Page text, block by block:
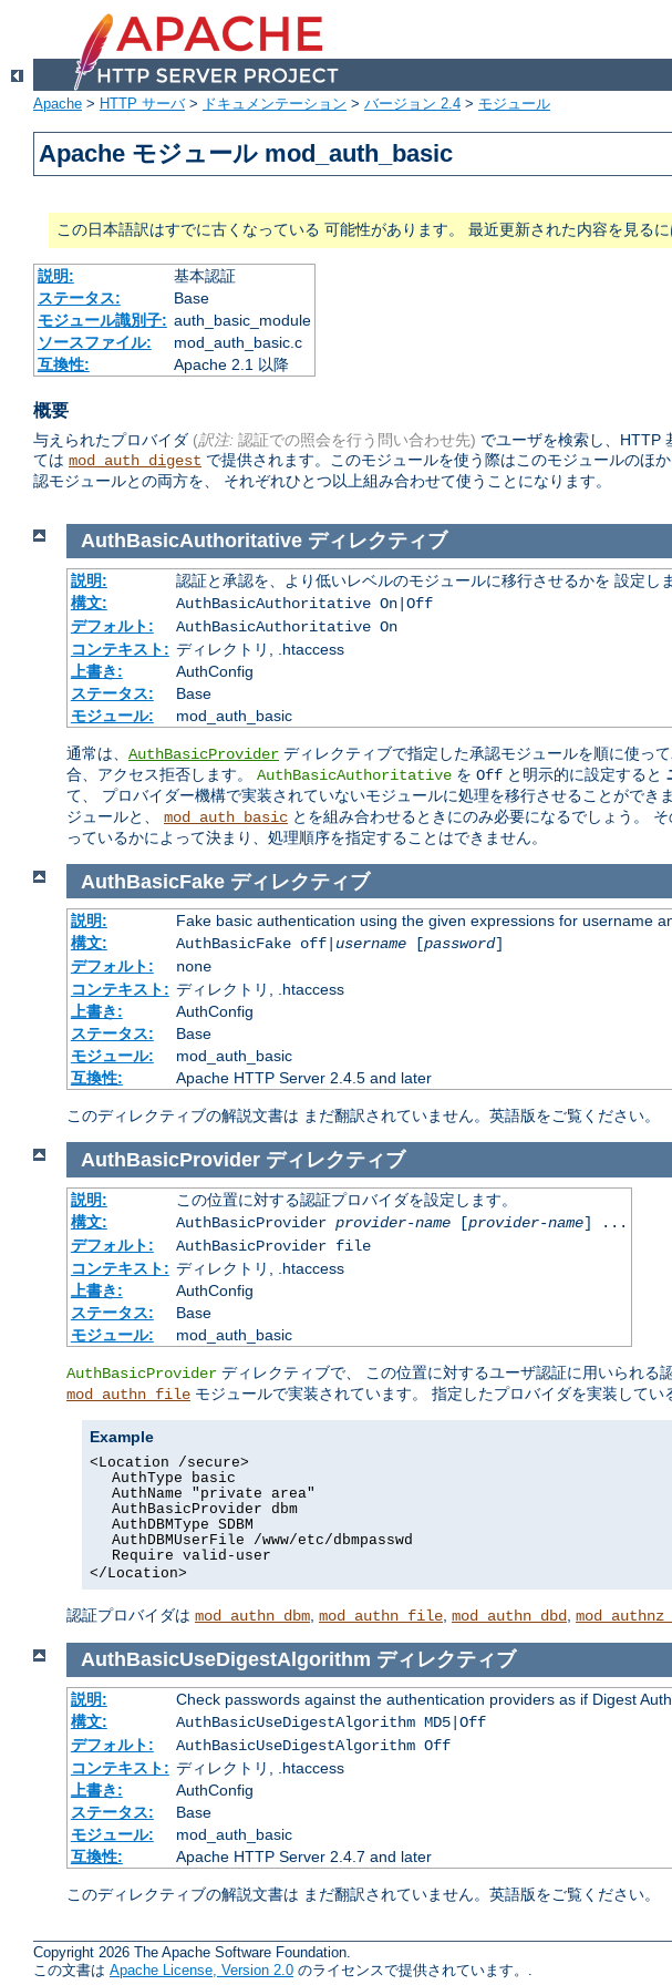
Apache > HTTP サーバ> ドキュメンテーション > バージョン 2.4 > モジュール
Apache モジュール mod_auth_basic
この日本語訳はすでに古くなっている 可能性があります。 最近更新された内容を見るに
説明:
基本認証
ステータス:
Base
モジュール識別子: auth_basic_module
ソースファイル:
mod_auth_basic.c
互換性:
Apache 2.1 以降
概要
与えられたプロバイダ (訳注: 認証での照会を行う問い合わせ先) でユーザを検索し、HTTP
ては mod_auth_digest で提供されます。このモジュールを使う際はこのモジュールのほ
認モジュールとの両方を、 それぞれひとつ以上組み合わせて使うことになります。
AuthBasicAuthoritative ディレクティブ
説明:
認証と承認を、より低いレベルのモジュールに移行させるかを 設定しま
構文:
AuthBasicAuthoritative On|Off
デフォルト:
AuthBasicAuthoritative On
コンテキスト: ディレクトリ, .htaccess
上書き:
AuthConfig
ステータス:
Base
モジュール:
mod_auth_basic
通常は、 AuthBasicProvider ディレクティブで指定した承認モジュールを順に使っ
合、アクセス拒否します。 AuthBasicAuthoritative を Off と明示的に設定すると
て、 プロバイダー機構で実装されていないモジュールに処理を移行させることができ
ジュールと、 mod_auth_basic とを組み合わせるときにのみ必要になるでしょう。
っているかによって決まり、処理順序を指定することはできません。
AuthBasicFake ディレクティブ
説明:
Fake basic authentication using the given expressions for username
構文:
AuthBasicFake off| username[password]
デフォルト:
none
コンテキスト: ディレクトリ, .htaccess
上書き:
AuthConfig
ステータス:
Base
モジュール:
mod_auth_basic
互換性:
Apache HTTP Server 2.4.5 and later
このディレクティブの解説文書は まだ翻訳されていません。英語版をご覧ください。
AuthBasicProvider ディレクティブ
説明:
この位置に対する認証プロバイダを設定します。
構文:
AuthBasicProvider provider-name[provider-name] ...
デフォルト:
AuthBasicProvider file
コンテキスト: ディレクトリ, .htaccess
上書き:
AuthConfig
ステータス:
Base
モジュール:
mod_auth_basic
AuthBasicProvider ディレクティブで、 この位置に対するユーザ認証に用いられる
mod_authn_file モジュールで実装されています。 指定したプロバイダを実装して
Example
<Location /secure>
AuthType basic
AuthName "private area"
AuthBasicProvider dbm
AuthDBMType SDBM
AuthDBMUserFile /www/etc/dbmpasswd
Require valid-user
</Location>
認証プロバイダは mod_authn_dbm mod_authn_file mod_authn_dbd
AuthBasicUseDigestAlgorithm ディレクティブ
説明:
Check passwords against the authentication providers as if Digest
構文:
AuthBasicUseDigestAlgorithm MD5|Off
デフォルト:
AuthBasicUseDigestAlgorithm Off
コンテキスト: ディレクトリ, .htaccess
上書き:
AuthConfig
ステータス:
Base
モジュール:
mod_auth_basic
互換性:
Apache HTTP Server 2.4.7 and later
このディレクティブの解説文書は まだ翻訳されていません。英語版をご覧ください。
Copyright 2026 The Apache Software Foundation.
この文書は Apache License, Version 2.0 のライセンスで提供されています。.